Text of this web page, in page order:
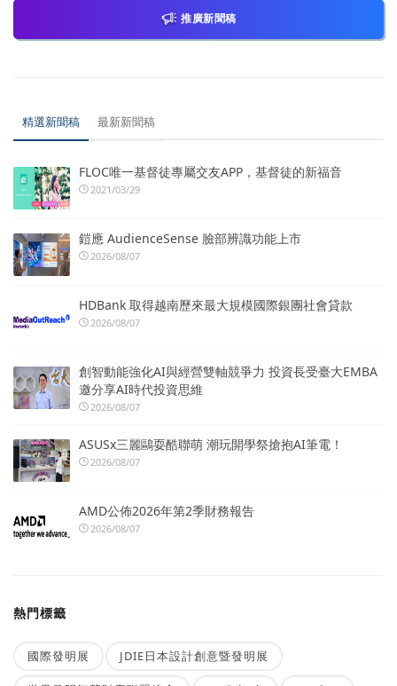
推廣新聞稿
精選新聞稿 最新新聞稿
FLOC唯一基督徒專屬交友APP，基督徒的新福音
2021/03/29
鎧應 AudienceSense 臉部辨識功能上市
2026/08/07
HDBank 取得越南歷來最大規模國際銀團社會貸款
2026/08/07
創智動能強化AI與經營雙軸競爭力 投資長受臺大EMBA
邀分享AI時代投資思維
2026/08/07
ASUSx三麗鷗耍酷聯萌 潮玩開學祭搶抱AI筆電！
2026/08/07
AMD公佈2026年第2季財務報告
2026/08/07
熱門標籤
國際發明展 JDIE日本設計創意暨發明展